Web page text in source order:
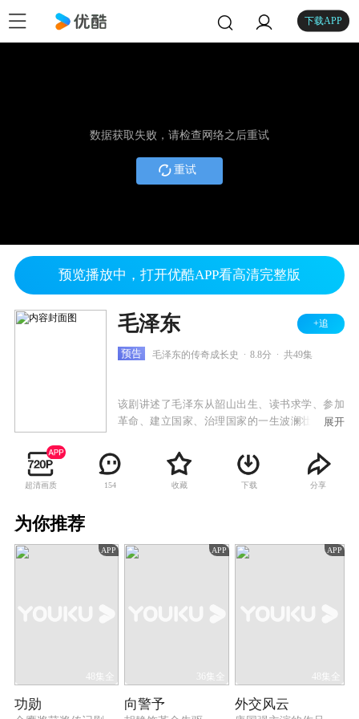
下载APP
数据获取失败，请检查网络之后重试
重试
预览播放中，打开优酷APP看高清完整版
毛泽东 +追
预告 毛泽东的传奇成长史 8.8分 共49集
该剧讲述了毛泽东从韶山出生、读书求学、参加
革命、建立国家、治理国家的一生波澜壮阔的历
展开
超清画质 154 收藏 下载 分享
为你推荐
APP
48集全
功勋
APP
36集全
向警予
APP
48集全
外交风云